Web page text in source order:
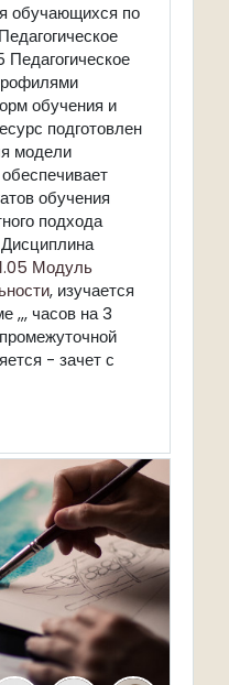
обучающихся по
обучения и
подготовлен
модели
обучения
подхода
Модуль
, изучается
,,, часов на 3
- зачет с